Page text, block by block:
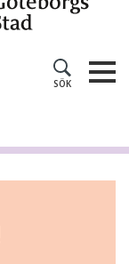
SÖK